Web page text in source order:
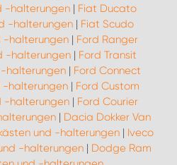
-halterungen | Fiat Ducato
-halterungen | Fiat Scudo
-halterungen | Ford Ranger
-halterungen| Ford Transit
halterungen | Ford Connect
-halterungen| Ford Custom
-halterungen| Ford Courier
| Dacia Dokker Van
und -halterungen| Iveco
-halterungen| Dodge Ram